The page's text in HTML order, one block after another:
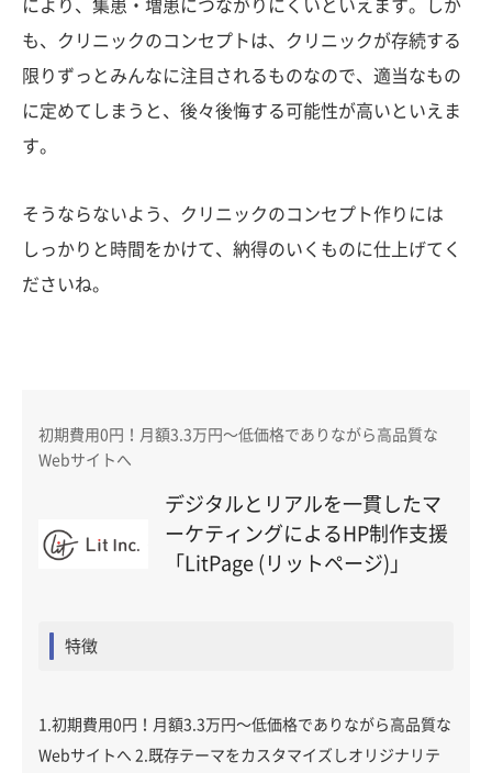
により、集患・増患につながりにくいといえます。しか
も、クリニックのコンセプトは、クリニックが存続する
限りずっとみんなに注目されるものなので、適当なもの
に定めてしまうと、後々後悔する可能性が高いといえま
す。
そうならないよう、クリニックのコンセプト作りには
しっかりと時間をかけて、納得のいくものに仕上げてく
ださいね。
初期費用0円！月額3.3万円〜低価格でありながら高品質な
Webサイトへ
デジタルとリアルを一貫したマ
ーケティングによるHP制作支援
「LitPage (リットページ)」
特徴
1.初期費用0円！月額3.3万円〜低価格でありながら高品質な
Webサイトへ 2.既存テーマをカスタマイズしオリジナリテ